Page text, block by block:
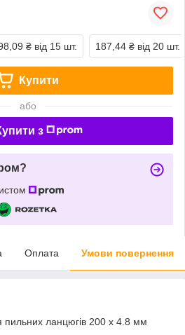
₴ від 15 шт. 187,44 ₴ від 20 шт.
Купити
або
з
Оплата Умови повернення
пильних ланцюгів 200 х 4.8 мм